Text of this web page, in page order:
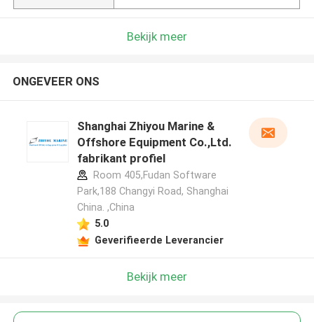
Bekijk meer
ONGEVEER ONS
Shanghai Zhiyou Marine &
Offshore Equipment Co.,Ltd.
fabrikant profiel
Room 405,Fudan Software
Park,188 Changyi Road, Shanghai
China. ,China
5.0
Geverifieerde Leverancier
Bekijk meer